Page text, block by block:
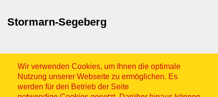
Stormarn-Segeberg
Wir verwenden Cookies, um Ihnen die optimale
Nutzung unserer Webseite zu ermöglichen. Es
werden für den Betrieb der Seite